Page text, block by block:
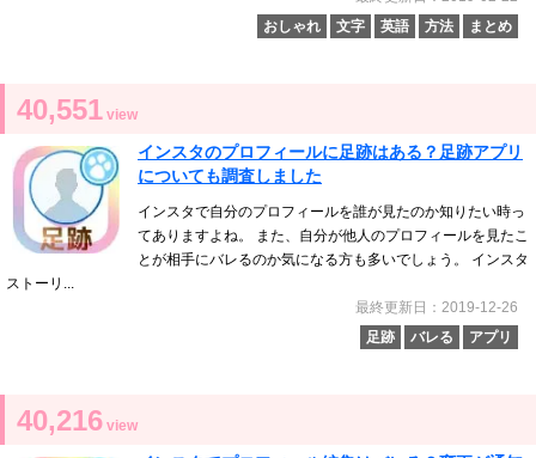
おしゃれ
文字 英語 方法 まとめ
40,551 view
インスタのプロフィールに足跡はある？足跡アプリ
についても調査しました
インスタで自分のプロフィールを誰が見たのか知りたい時っ
てありますよね。 また、自分が他人のプロフィールを見たこ
とが相手にバレるのか気になる方も多いでしょう。 インスタ
ストーリ...
最終更新日：2019-12-26
足跡
バレる アプリ
40,216 view